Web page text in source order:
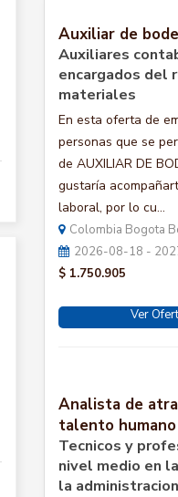
Auxiliar de
Auxiliares
encargados del
materiales
En esta oferta de
personas que se
de AUXILIAR DE
gustaría
laboral, por lo cu...
Colombia Bogota
2026-08-18 -
$ 1.750.905
Ver
Analista de
talento humano
Tecnicos y
nivel medio en
la administracion